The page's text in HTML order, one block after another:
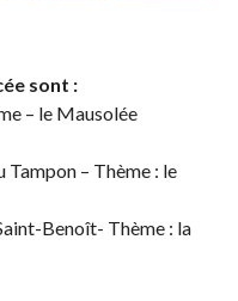
sont :
– le Mausolée
Tampon – Thème : le
Benoît- Thème : la